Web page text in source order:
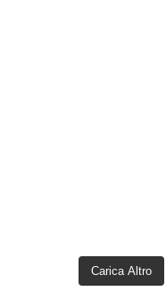
Carica Altro